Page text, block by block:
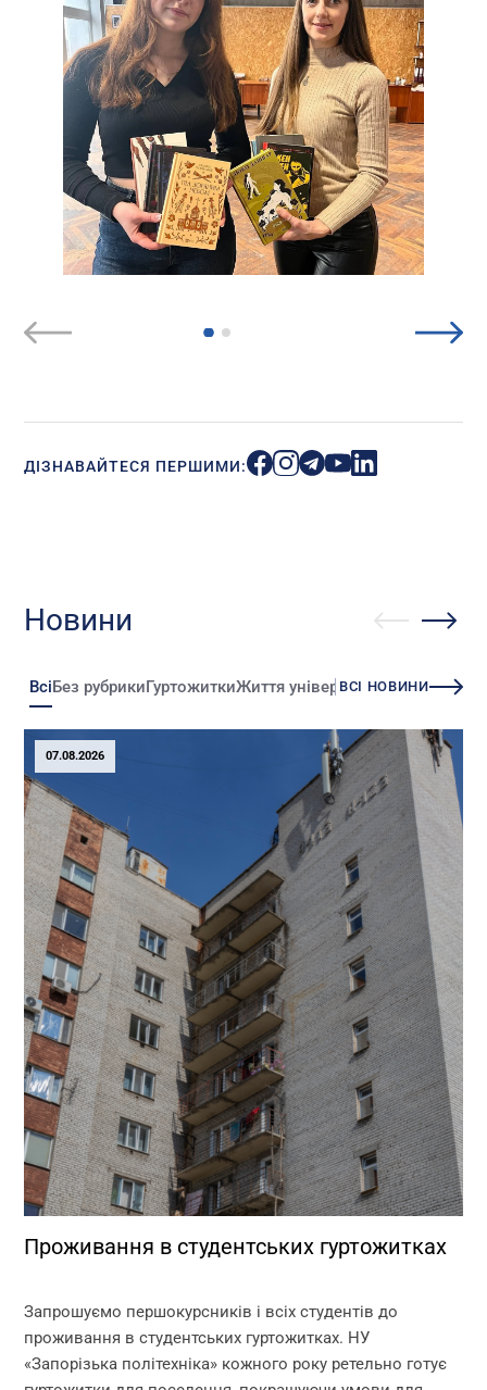
ДІЗНАВАЙТЕСЯ ПЕРШИМИ:
Новини
ВсіБез рубрикиГуртожиткиЖиття університетуЗміни
ВСІ НОВИНИ
07.08.2026
Проживання в студентських гуртожитках
Запрошуємо першокурсників і всіх студентів до
проживання в студентських гуртожитках. НУ
«Запорізька політехніка» кожного року ретельно готує